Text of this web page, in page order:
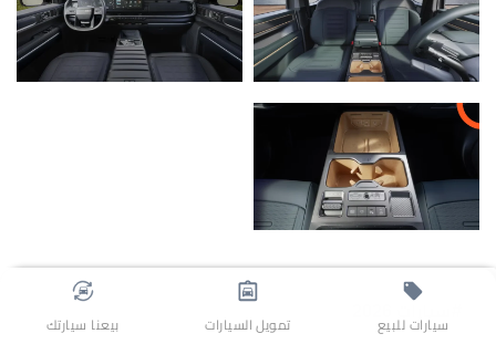
سيارات للبيع تمويل السيارات بيعنا سيارتك